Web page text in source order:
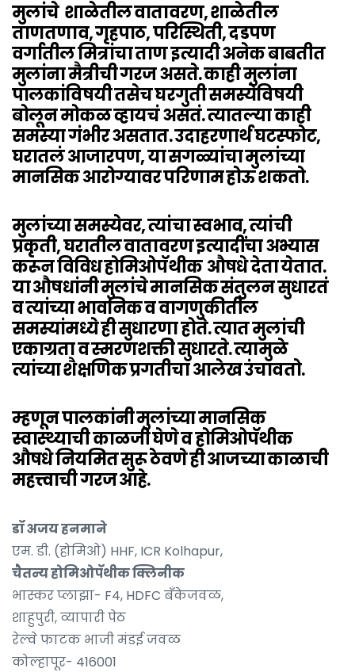
मुलांचे शाळेतील वातावरण, शाळेतील
ताणतणाव, गृहपाठ, परिस्थिती, दडपण
वर्गातील मित्रांचा ताण इत्यादी अनेक बाबतीत
मुलांना मैत्रीची गरज असते. काही मुलांना
पालकांविषयी तसेच घरगुती समस्येविषयी
बोलून मोकळ व्हायचं असतं. त्यातल्या काही
समस्या गंभीर असतात. उदाहरणार्थ घटस्फोट,
घरातलं आजारपण, या सगळ्यांचा मुलांच्या
मानसिक आरोग्यावर परिणाम होऊ शकतो.
मुलांच्या समस्येवर, त्यांचा स्वभाव, त्यांची
प्रकृती, घरातील वातावरण इत्यादींचा अभ्यास
करून विविध होमिओपॅथीक औषधे देता येतात.
या औषधांनी मुलांचे मानसिक संतुलन सुधारतं
व त्यांच्या भावनिक व वागणुकीतील
समस्यांमध्ये ही सुधारणा होते. त्यात मुलांची
एकाग्रता व स्मरणशक्ती सुधारते. त्यामुळे
त्यांच्या शैक्षणिक प्रगतीचा आलेख उंचावतो.
म्हणून पालकांनी मुलांच्या मानसिक
स्वास्थ्याची काळजी घेणे व होमिओपॅथीक
औषधे नियमित सुरू ठेवणे ही आजच्या काळाची
महत्त्वाची गरज आहे.
डॉ अजय हनमाने
एम. डी. (होमिओ) HHF, ICR Kolhapur,
चैतन्य होमिओपॅथीक क्लिनीक
भास्कर प्लाझा- F4, HDFC बॅंकेजवळ,
शाहुपुरी, व्यापारी पेठ
रेल्वे फाटक भाजी मंडई जवळ
कोल्हापूर- 416001